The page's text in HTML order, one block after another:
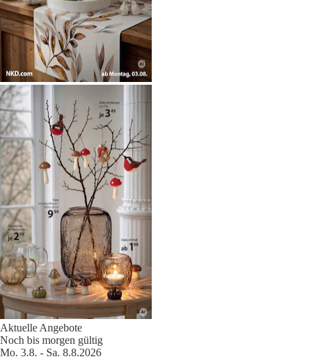
Aktuelle Angebote
Noch bis morgen gültig
Mo. 3.8. - Sa. 8.8.2026